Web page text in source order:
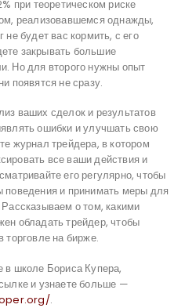
при теоретическом риске
реализовавшемся однажды,
не будет вас кормить, с его
закрывать большие
Но для второго нужны опыт
появятся не сразу.
ваших сделок и результатов
ошибки и улучшать свою
журнал трейдера, в котором
все ваши действия и
его регулярно, чтобы
поведения и принимать меры для
о том, какими
обладать трейдер, чтобы
торговле на бирже.
в школе Бориса Купера,
и узнаете больше —
.